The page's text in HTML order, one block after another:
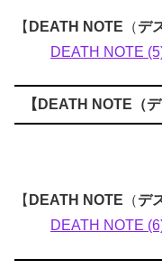
【 DEATH NOTE （デ
DEATH NOTE
【 DEATH NOTE （
【 DEATH NOTE （デ
DEATH NOTE